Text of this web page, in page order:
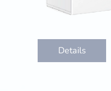
Details